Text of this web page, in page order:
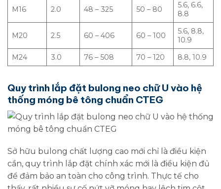
M16 2.0 48 – 325 50 – 80
5.6, 6.6,
8.8
M20 2.5 60 – 406 60 – 100
5.6, 8.8,
10.9
M24
3.0 76 – 508 70 – 120 8.8, 10.9
Quy trình lắp đặt bulong neo chữ U vào hệ
thống móng bê tông chuẩn CTEG
Sở hữu bulong chất lượng cao mới chỉ là điều kiện
cần, quy trình lắp đặt chính xác mới là điều kiện đủ
để đảm bảo an toàn cho công trình. Thực tế cho